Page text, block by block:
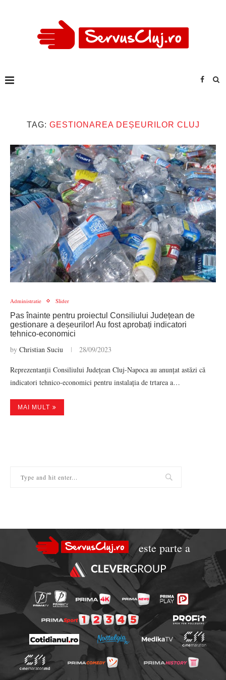
TAG: GESTIONAREA DEȘEURILOR CLUJ
Administratie Slider
Pas înainte pentru proiectul Consiliului Județean de
gestionare a deșeurilor! Au fost aprobați indicatori
tehnico-economici
by Christian Suciu 28/09/2023
Reprezentanții Consiliului Județean Cluj-Napoca au anunțat astăzi că
indicatori tehnico-economici pentru instalația de trtarea a…
MAI MULT
este parte a